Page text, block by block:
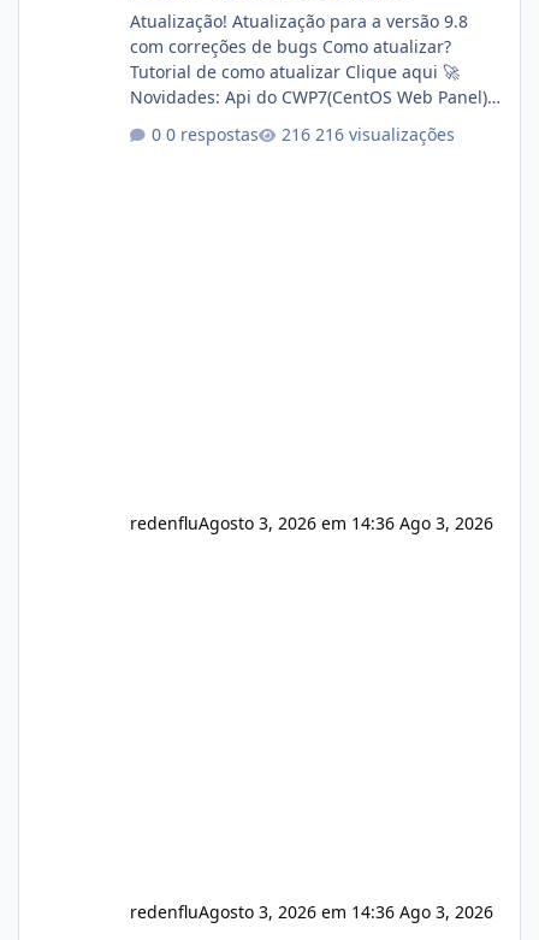
Atualização! Atualização para a versão 9.8
com correções de bugs Como atualizar?
Tutorial de como atualizar Clique aqui 🚀
Novidades: Api do CWP7(CentOS Web Panel)
autorizado a usasr o isistem:
0 respostas 216 visualizações
redenfluAgosto 3, 2026 em 14:36 Ago 3, 2026
redenfluAgosto 3, 2026 em 14:36 Ago 3, 2026